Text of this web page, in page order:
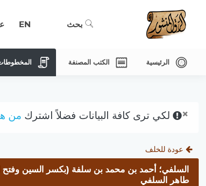
بحث EN
الرئيسية الكتب المصنفة
× لكي ترى كافة البيانات فضلاً اشترك من
عودة للخلف
السلفي؛ أحمد بن محمد بن سلفة (بكسر السين وفتح
طاهر السلفي